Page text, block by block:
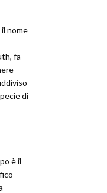
nome
fa
di
è il